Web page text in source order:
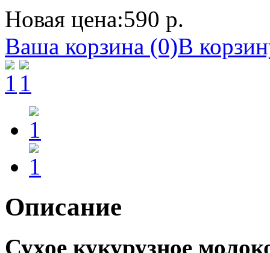
Новая цена:590 р.
Ваша корзина (0)В
Описание
Сухое кукурузное